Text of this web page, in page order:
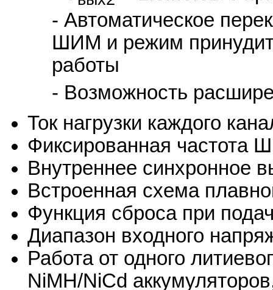
- Автоматическое
ШИМ и режим
работы
- Возможность
Ток нагрузки каждого
Фиксированная частота
Внутреннее синхронное
Встроенная схема
Функция сброса при
Диапазон входного
Работа от одного
NiMH/NiCd